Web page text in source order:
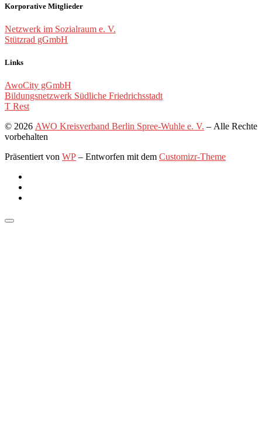
Korporative Mitglieder
Netzwerk im Sozialraum e. V.
Stützrad gGmbH
Links
AwoCity gGmbH
Bildungsnetzwerk Südliche Friedrichsstadt
T Rest
© 2026 AWO Kreisverband Berlin Spree-Wuhle e. V. – Alle Rechte
vorbehalten
Präsentiert von WP – Entworfen mit dem Customizr-Theme